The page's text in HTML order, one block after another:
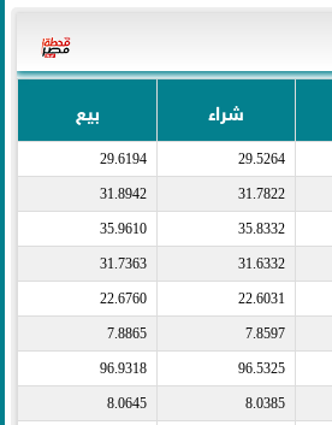
شراء بيع
29.5264
29.6194
31.7822
31.8942
35.8332
35.9610
31.6332
31.7363
22.6031
22.6760
7.8597
7.8865
96.5325
96.9318
8.0385
8.0645